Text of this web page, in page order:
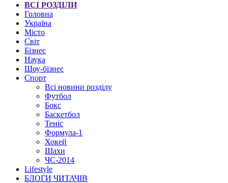
ВСІ РОЗДІЛИ
Головна
Україна
Місто
Світ
Бізнес
Наука
Шоу-бізнес
Спорт
Всі новини розділу
Футбол
Бокс
Баскетбол
Теніс
Формула-1
Хокей
Шахи
ЧС-2014
Lifestyle
БЛОГИ ЧИТАЧІВ